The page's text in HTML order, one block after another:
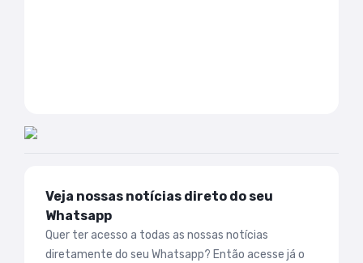
Veja nossas notícias direto do seu
Whatsapp
Quer ter acesso a todas as nossas notícias
diretamente do seu Whatsapp? Então acesse já o